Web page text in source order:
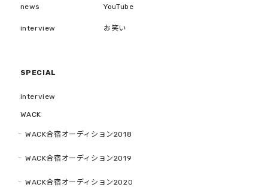
news
interview
YouTube
お笑い
SPECIAL
interview
WACK
WACK合宿オーディション2018
WACK合宿オーディション2019
WACK合宿オーディション2020